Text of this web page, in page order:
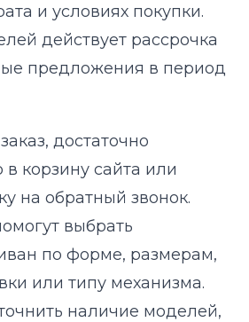
и условиях покупки.
действует рассрочка
предложения в период
достаточно
в корзину сайта или
на обратный звонок.
выбрать
по форме, размерам,
или типу механизма.
наличие моделей,